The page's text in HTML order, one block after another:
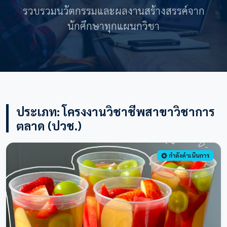
รวบรวมนวัตกรรมและผลงานสร้างสรรค์จาก
นักศึกษาทุกแผนกวิชา
ประเภท: โครงงานวิชาชีพสาขาวิชาการ
ตลาด (ปวช.)
กำลังดำเนินการ